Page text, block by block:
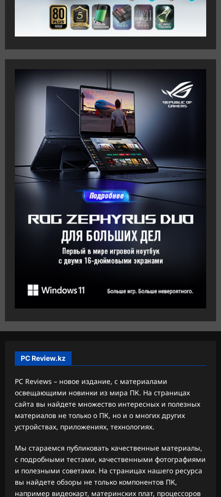
PC Review.kz
PC Reviews – новое издание, с материалами
освещающими новинки из мира ПК. На страницах
сайта вы найдете множество интересных и полезных
материалов не только о ПК, но и о многих других
устройствах, приложениях, технологиях.
Мы стараемся публиковать качественные материалы,
с подробными тестами, качественными фотографиями
и полезными советами. На страницах нашего ресурса
вы найдете обзоры не только компонентов ПК,
например видеокарт, материнских плат, процессоров